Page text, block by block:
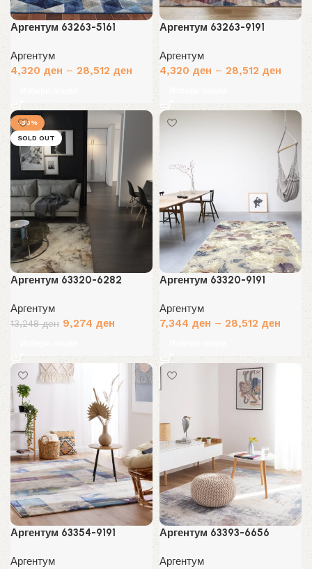
Аргентум 63263-5161
Аргентум
4,320 ден – 28,512 ден
Аргентум 63263-9191
Аргентум
4,320 ден – 28,512 ден
-30%
SOLD OUT
Аргентум 63320-6282
Аргентум
13,248ден Original
13,248 ден.
9,274 ден
9,274 ден.
Аргентум 63320-9191
Аргентум
7,344 ден – 28,512 ден
Аргентум 63354-9191
Аргентум
Аргентум 63393-6656
Аргентум